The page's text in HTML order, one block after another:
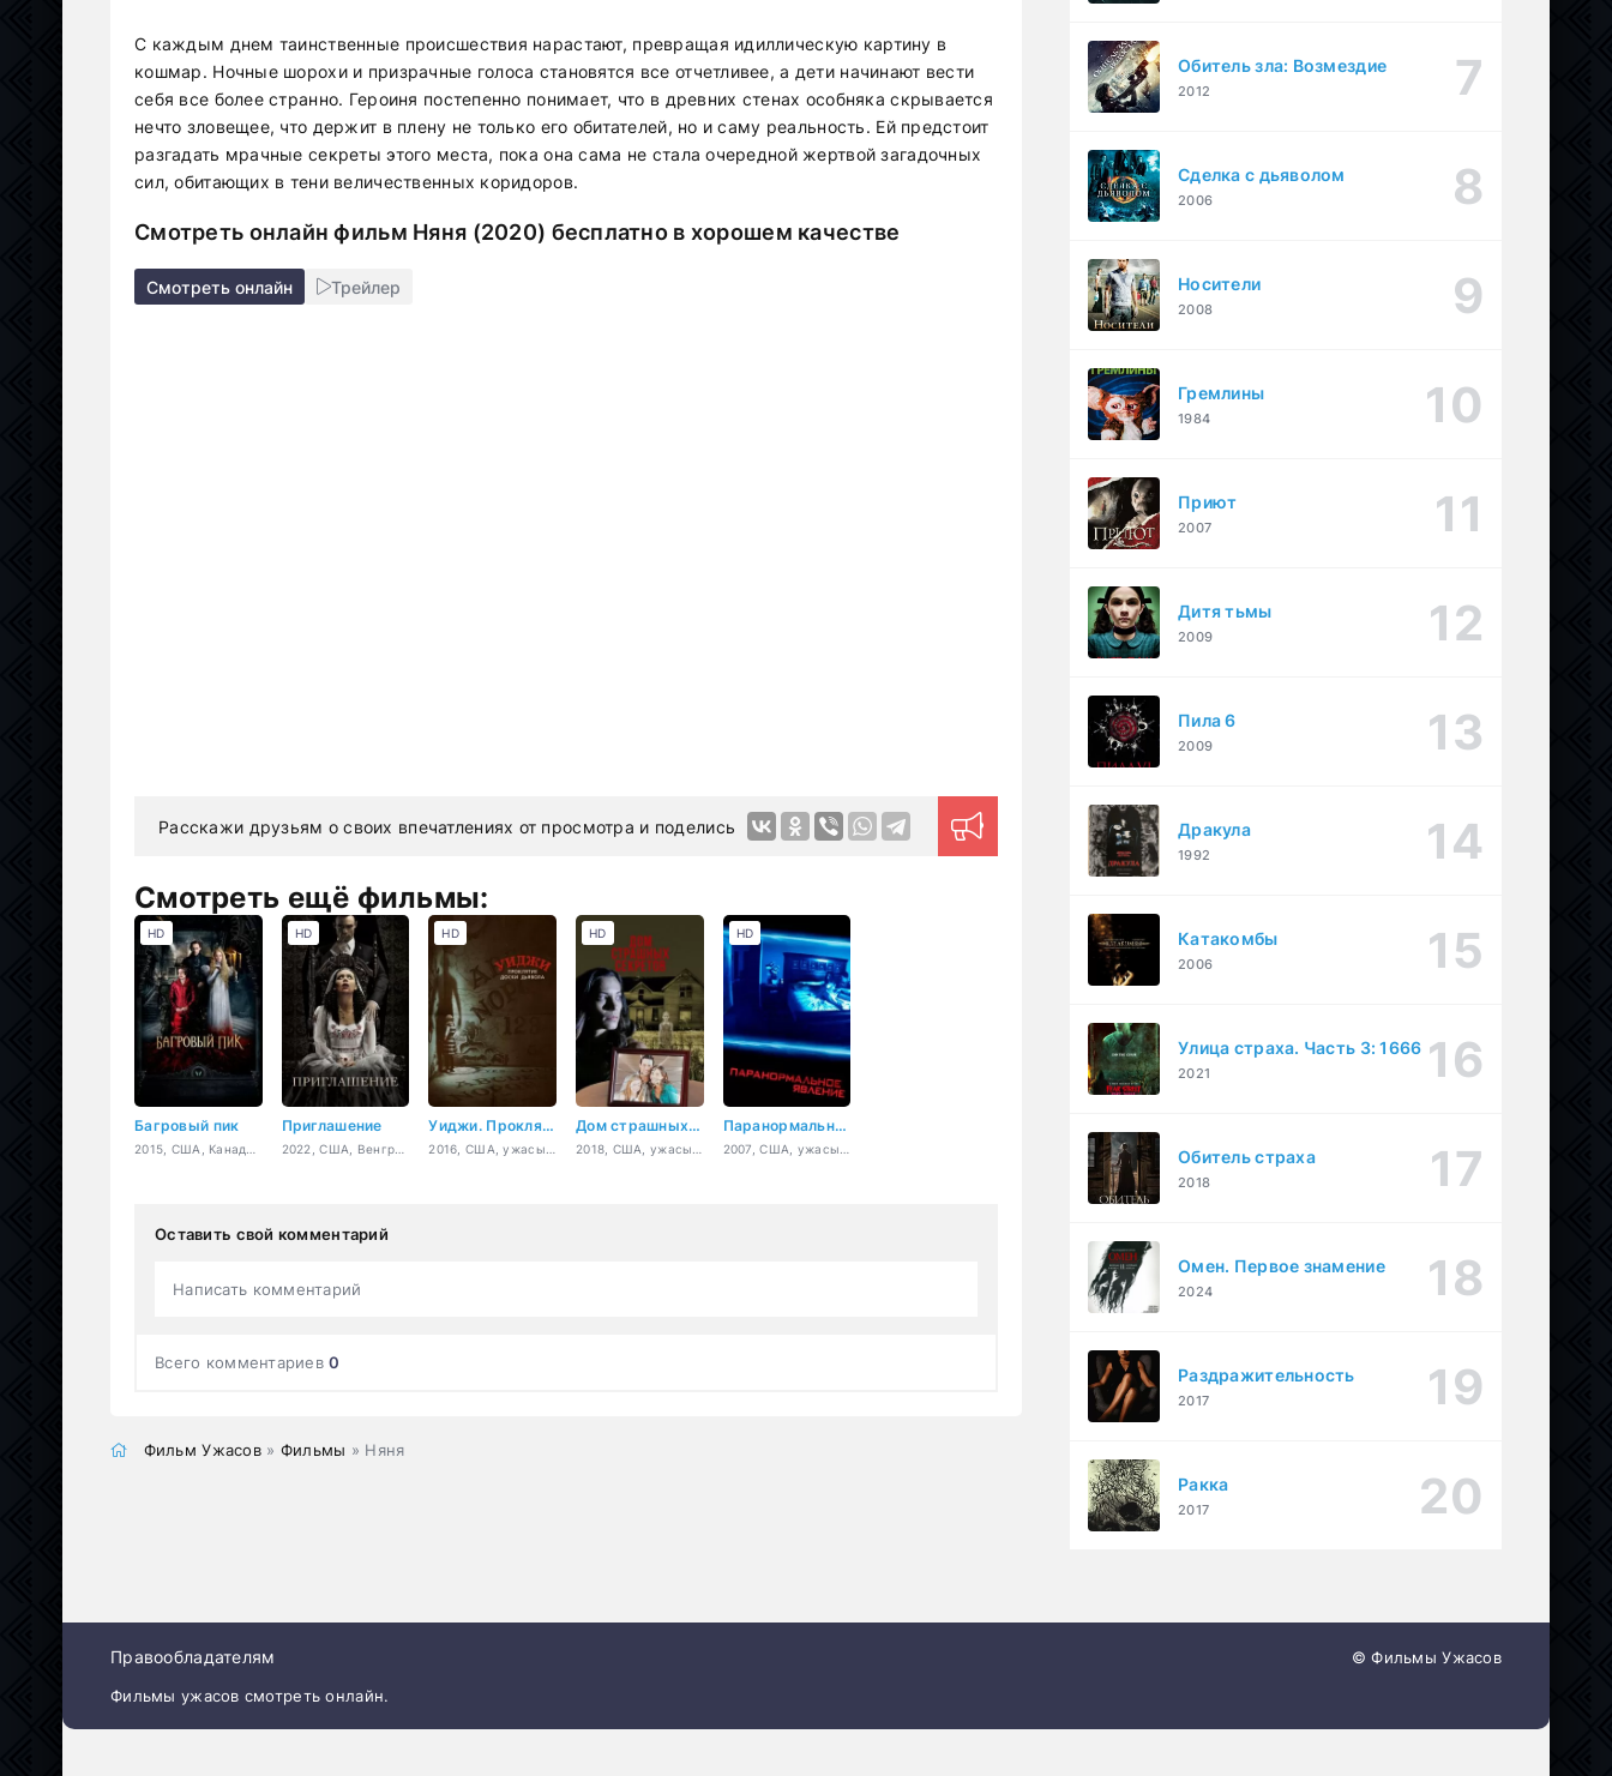
С каждым днем таинственные происшествия нарастают, превращая идиллическую картину в
кошмар. Ночные шорохи и призрачные голоса становятся все отчетливее, а дети начинают вести
себя все более странно. Героиня постепенно понимает, что в древних стенах особняка скрывается
нечто зловещее, что держит в плену не только его обитателей, но и саму реальность. Ей предстоит
разгадать мрачные секреты этого места, пока она сама не стала очередной жертвой загадочных
сил, обитающих в тени величественных коридоров.
Смотреть онлайн фильм Няня (2020) бесплатно в хорошем качестве
Смотреть онлайн Трейлер
Расскажи друзьям о своих впечатлениях от просмотра и поделись
Смотреть ещё фильмы:
Багровый пик
HD
Приглашение
HD
Уиджи. Проклятие доски дьявола
HD
Дом страшных секретов
HD
Паранормальное явление
HD
Оставить свой комментарий
Написать комментарий
Всего комментариев0
Фильм Ужасов» Фильмы » Няня
Обитель зла: Возмездие
2012
Сделка с дьяволом
2006
Носители
2008
Гремлины
1984
Приют
2007
Дитя тьмы
2009
Пила 6
2009
Дракула
1992
Катакомбы
2006
Улица страха. Часть 3: 1666
2021
Обитель страха
2018
Омен. Первое знамение
2024
Раздражительность
2017
Ракка
2017
Правообладателям © Фильмы Ужасов
Фильмы ужасов смотреть онлайн.